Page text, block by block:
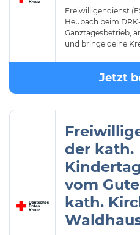
Freiwilligendienst
Heubach beim
Ganztagesbetrieb,
und bringe deine
Jetzt
der kath.
vom
kath.